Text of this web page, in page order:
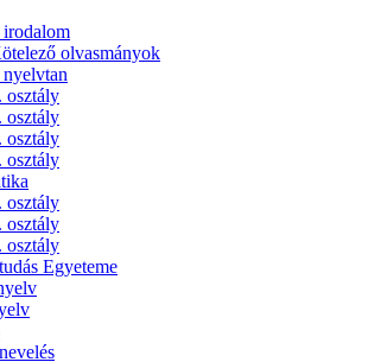
olvasmányok
osztály
osztály
osztály
osztály
osztály
osztály
osztály
Egyeteme